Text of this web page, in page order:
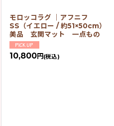
モロッコラグ ｜アフニフ
SS（イエロー / 約51×50cm）
美品 玄関マット 一点もの
10,800円 (税込)